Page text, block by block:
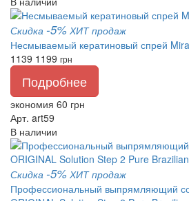
Скидка -5% ХИТ продаж
Несмываемый кератиновый спрей
1139 1199 грн
Подробнее
экономия 60 грн
Арт. art59
В наличии
Скидка -5% ХИТ продаж
Профессиональный выпрямляющий